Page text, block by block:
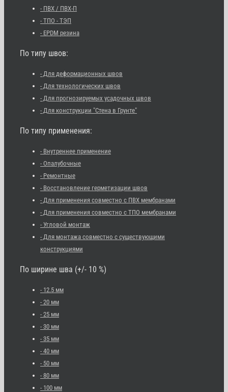
- ПВХ / ПВХ-П
- ТПО - ТЭП
- EPDM резина
По типу швов:
- Для деформационных швов
- Для технологических швов
- Для прогнозируемых усадочных швов
- Для конструкции "Стена в Грунте"
По типу применения:
- Внутреннее применение
- Опалубочные
- Ремонтные
- Восстановление герметизации швов
- Для применения совместно с ПВХ мембранами
- Для применения совместно с ТПО мембранами
- Угловой монтаж
- Для монтажа совместно с существующими
конструкциями
По ширине шва (+/- 10 %)
- 12.5 мм
- 20 мм
- 25 мм
- 30 мм
- 35 мм
- 40 мм
- 50 мм
- 80 мм
- 100 мм